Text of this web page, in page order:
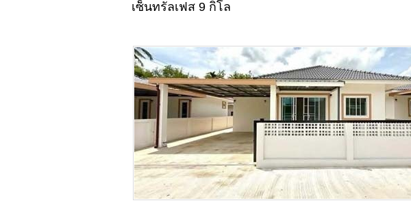
เซ็นทรัลเฟส 9 กิโล